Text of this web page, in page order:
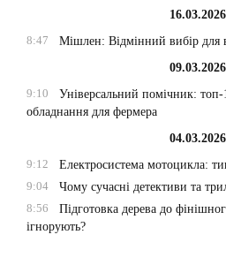
16.03.2026
8:47
Мішлен: Відмінний вибір для
09.03.2026
9:10
Універсальний помічник: топ-
обладнання для фермера
04.03.2026
9:12
Електросистема мотоцикла:
9:04
Чому сучасні детективи та
8:56
Підготовка дерева до
ігнорують?